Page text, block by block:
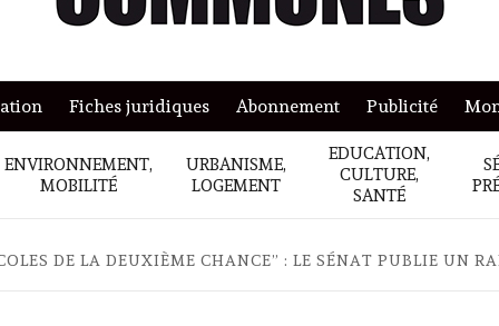
Fiches juridiques Abonnement Publicité
ENVIRONNEMENT,
MOBILITÉ
URBANISME,
LOGEMENT
EDUCATION,
CULTURE,
SANTÉ
DE LA DEUXIÈME CHANCE” : LE SÉNAT PUBLIE UN